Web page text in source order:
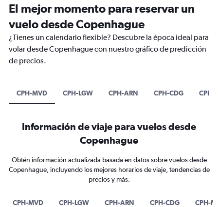
El mejor momento para reservar un
vuelo desde Copenhague
¿Tienes un calendario flexible? Descubre la época ideal para
volar desde Copenhague con nuestro gráfico de predicción
de precios.
CPH-MVD CPH-LGW CPH-ARN CPH-CDG CPH-
Información de viaje para vuelos desde
Copenhague
Obtén información actualizada basada en datos sobre vuelos desde
Copenhague, incluyendo los mejores horarios de viaje, tendencias de
precios y más.
CPH-MVD CPH-LGW CPH-ARN CPH-CDG CPH-